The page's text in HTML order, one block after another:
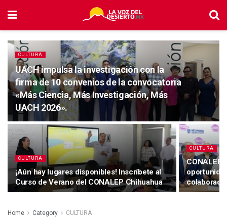
CULTURA
UACH impulsa la investigación con la
firma de 10 convenios de la convocatoria
«Más Ciencia, Más Investigación, Más
UACH 2026».
CULTURA
¡Aún hay lugares disponibles! Inscríbete al
Curso de Verano del CONALEP Chihuahua
CULTURA
CONALEP
Home Category CULTURA